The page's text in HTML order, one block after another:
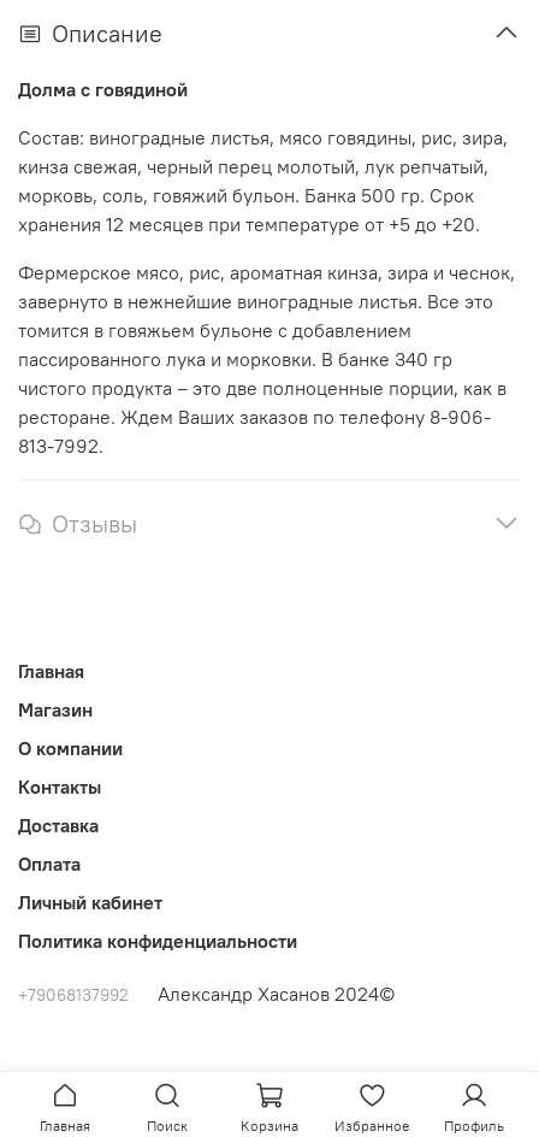
Описание
Долма с говядиной
Состав: виноградные листья, мясо говядины, рис, зира,
кинза свежая, черный перец молотый, лук репчатый,
морковь, соль, говяжий бульон. Банка 500 гр. Срок
хранения 12 месяцев при температуре от +5 до +20.
Фермерское мясо, рис, ароматная кинза, зира и чеснок,
завернуто в нежнейшие виноградные листья. Все это
томится в говяжьем бульоне с добавлением
пассированного лука и морковки. В банке 340 гр
чистого продукта – это две полноценные порции, как в
ресторане. Ждем Ваших заказов по телефону 8-906-
813-7992.
Отзывы
Главная
Магазин
О компании
Контакты
Доставка
Оплата
Личный кабинет
Политика конфиденциальности
+79068137992 Александр Хасанов 2024©
Главная Поиск Корзина Избранное Профиль